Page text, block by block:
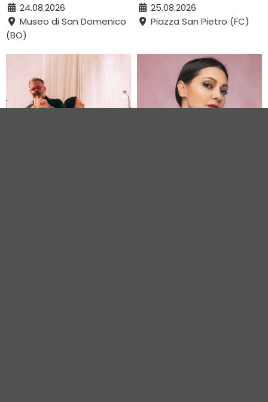
24.08.2026
Museo di San Domenico
(BO)
25.08.2026
Piazza San Pietro (FC)